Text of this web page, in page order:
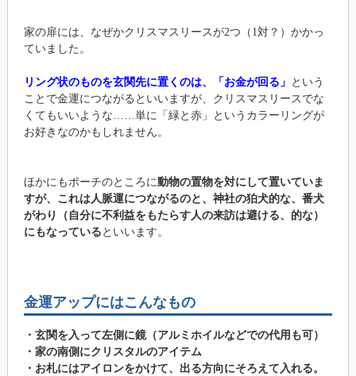
家の扉には、なぜかクリスマスリースが2つ（1対？）かかっ
ていました。
リング状のものを玄関先に置くのは、「お金が回る」 という
ことで金運につながるといいますが、クリスマスリースでな
くてもいいような……単に「緑と赤」というカラーリングが
お好きなのかもしれません。
ほかにもポーチのところに動物の置物を対にして置いていま
すが、これは人脈運につながるのと、神社の狛犬的な、番犬
がわり（自分に不利益をもたらす人の来訪は避ける、的な）
にもなっている といいます。
金運アップにはこんなもの
・玄関を入って左側に鏡（アルミホイルなどでの代用も可）
・家の南側にクリスタルのアイテム
・お札にはアイロンをかけて、出る方向にそろえて入れる。